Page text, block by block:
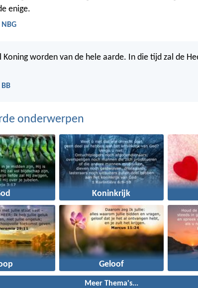
enige.
Koning worden van de hele aarde. In die tijd zal de
onderwerpen
Koninkrijk
Geloof
Meer Thema's...